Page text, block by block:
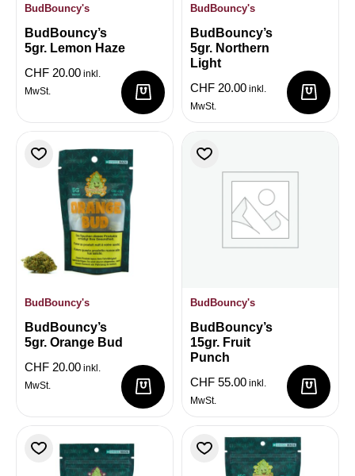
BudBouncy's
BudBouncy’s
5gr. Lemon Haze
CHF 20.00 inkl.
MwSt.
BudBouncy's
BudBouncy’s
5gr. Northern
Light
CHF 20.00 inkl.
MwSt.
BudBouncy's
BudBouncy’s
5gr. Orange Bud
CHF 20.00 inkl.
MwSt.
BudBouncy's
BudBouncy’s
15gr. Fruit
Punch
CHF 55.00 inkl.
MwSt.